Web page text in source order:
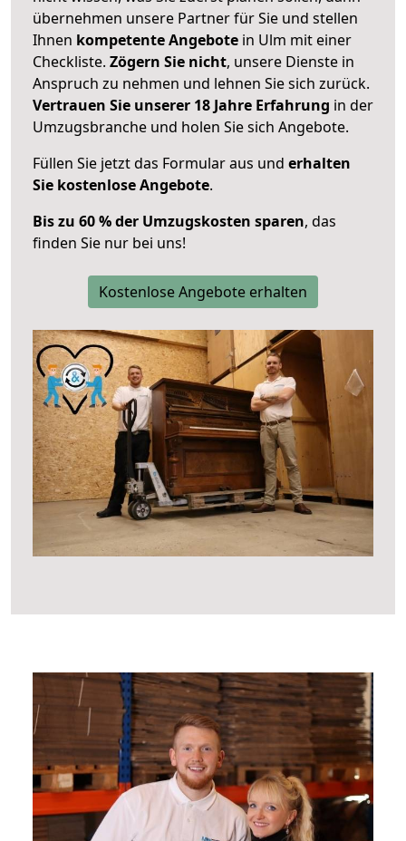
übernehmen unsere Partner für Sie und stellen
Ihnen kompetente Angebote in Ulm mit einer
Checkliste. Zögern Sie nicht, unsere Dienste in
Anspruch zu nehmen und lehnen Sie sich zurück.
Vertrauen Sie unserer 18 Jahre Erfahrung in der
Umzugsbranche und holen Sie sich Angebote.
Füllen Sie jetzt das Formular aus und erhalten
Sie kostenlose Angebote.
Bis zu 60 % der Umzugskosten sparen, das
finden Sie nur bei uns!
Kostenlose Angebote erhalten